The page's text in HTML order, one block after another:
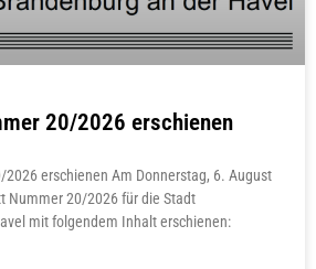
20/2026 erschienen
erschienen Am Donnerstag, 6. August
Nummer 20/2026 für die Stadt
mit folgendem Inhalt erschienen: